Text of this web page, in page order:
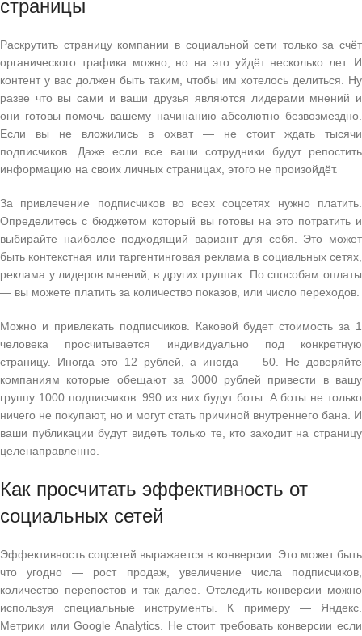
страницы
Раскрутить страницу компании в социальной сети только за счёт
органического трафика можно, но на это уйдёт несколько лет. И
контент у вас должен быть таким, чтобы им хотелось делиться. Ну
разве что вы сами и ваши друзья являются лидерами мнений и
они готовы помочь вашему начинанию абсолютно безвозмездно.
Если вы не вложились в охват — не стоит ждать тысячи
подписчиков. Даже если все ваши сотрудники будут репостить
информацию на своих личных страницах, этого не произойдёт.
За привлечение подписчиков во всех соцсетях нужно платить.
Определитесь с бюджетом который вы готовы на это потратить и
выбирайте наиболее подходящий вариант для себя. Это может
быть контекстная или таргентинговая реклама в социальных сетях,
реклама у лидеров мнений, в других группах. По способам оплаты
— вы можете платить за количество показов, или число переходов.
Можно и привлекать подписчиков. Каковой будет стоимость за 1
человека просчитывается индивидуально под конкретную
страницу. Иногда это 12 рублей, а иногда — 50. Не доверяйте
компаниям которые обещают за 3000 рублей привести в вашу
группу 1000 подписчиков. 990 из них будут боты. А боты не только
ничего не покупают, но и могут стать причиной внутреннего бана. И
ваши публикации будут видеть только те, кто заходит на страницу
целенаправленно.
Как просчитать эффективность от
социальных сетей
Эффективность соцсетей выражается в конверсии. Это может быть
что угодно — рост продаж, увеличение числа подписчиков,
количество перепостов и так далее. Отследить конверсии можно
используя специальные инструменты. К примеру — Яндекс.
Метрики или Google Analytics. Не стоит требовать конверсии если